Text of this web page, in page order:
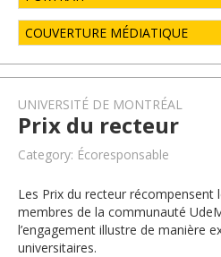
COUVERTURE MÉDIATIQUE
UNIVERSITÉ DE MONTRÉAL
Prix du recteur
Category: Écoresponsable
Les Prix du recteur récompensent
membres de la communauté
l’engagement illustre de manière
universitaires.